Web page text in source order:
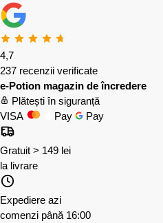
4,7
237 recenzii verificate
e-Potion magazin de încredere
Plătești în siguranță
VISA
Pay Pay
Gratuit > 149 lei
la livrare
Expediere azi
comenzi până 16:00